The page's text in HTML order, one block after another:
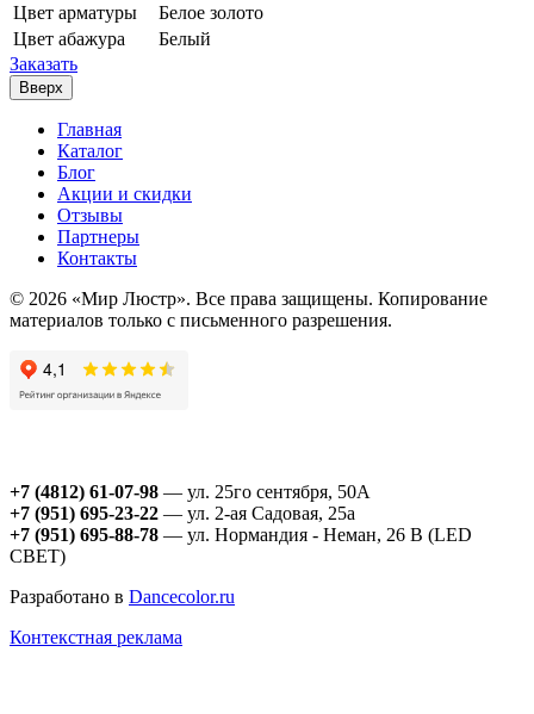
Цвет арматуры
Белое золото
Цвет абажура
Белый
Заказать
Вверх
Главная
Каталог
Блог
Акции и скидки
Отзывы
Партнеры
Контакты
© 2026 «Мир Люстр». Все права защищены. Копирование
материалов только с письменного разрешения.
+7 (4812) 61-07-98 — ул. 25го сентября, 50А
+7 (951) 695-23-22 — ул. 2-ая Садовая, 25а
+7 (951) 695-88-78 — ул. Нормандия - Неман, 26 В (LED
СВЕТ)
Разработано в Dancecolor.ru
Контекстная реклама